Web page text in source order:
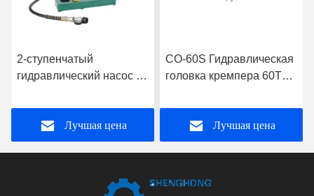
2-ступенчатый
гидравлический насос с
давлением 700 бар
Лучшая цена
CO-60S Гидравлическая
головка кремпера 60T
для кремпинга
гидравлических
кабельных передач
Лучшая цена